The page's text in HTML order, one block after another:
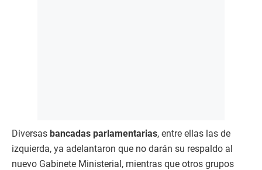
Diversas bancadas parlamentarias, entre ellas las de
izquierda, ya adelantaron que no darán su respaldo al
nuevo Gabinete Ministerial, mientras que otros grupos